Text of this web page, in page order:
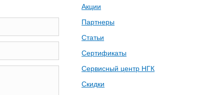
Акции
Партнеры
Статьи
Сертификаты
Сервисный центр НГК
Скидки